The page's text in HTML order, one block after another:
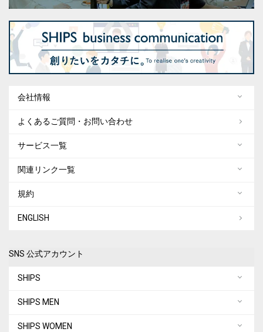
会社情報
よくあるご質問・お問い合わせ
サービス一覧
関連リンク一覧
規約
ENGLISH
SNS 公式アカウント
SHIPS
SHIPS MEN
SHIPS WOMEN